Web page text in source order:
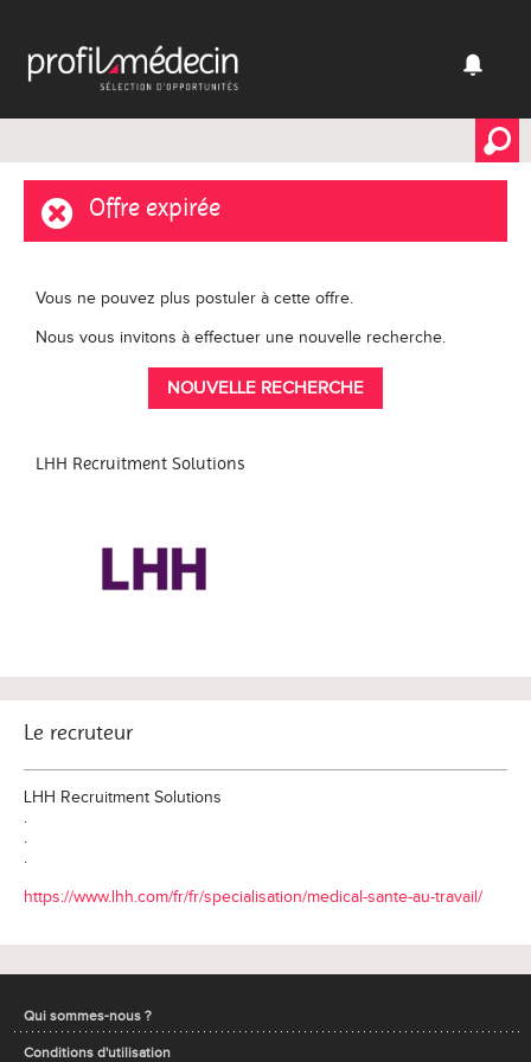
Offre expirée
Vous ne pouvez plus postuler à cette offre.
Nous vous invitons à effectuer une nouvelle recherche.
NOUVELLE RECHERCHE
LHH Recruitment Solutions
Le recruteur
LHH Recruitment Solutions
.
.
.
https://www.lhh.com/fr/fr/specialisation/medical-sante-au-travail/
Qui sommes-nous ?
Conditions d'utilisation